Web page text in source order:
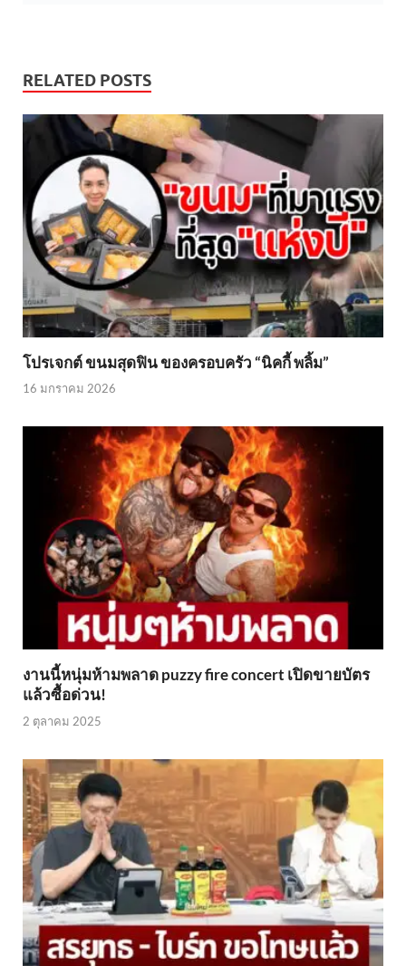
RELATED POSTS
โปรเจกต์ ขนมสุดฟิน ของครอบครัว “นิคกี้ พลิ้ม”
16 มกราคม 2026
งานนี้หนุ่มห้ามพลาด puzzy fire concert เปิดขายบัตร
แล้วซื้อด่วน!
2 ตุลาคม 2025